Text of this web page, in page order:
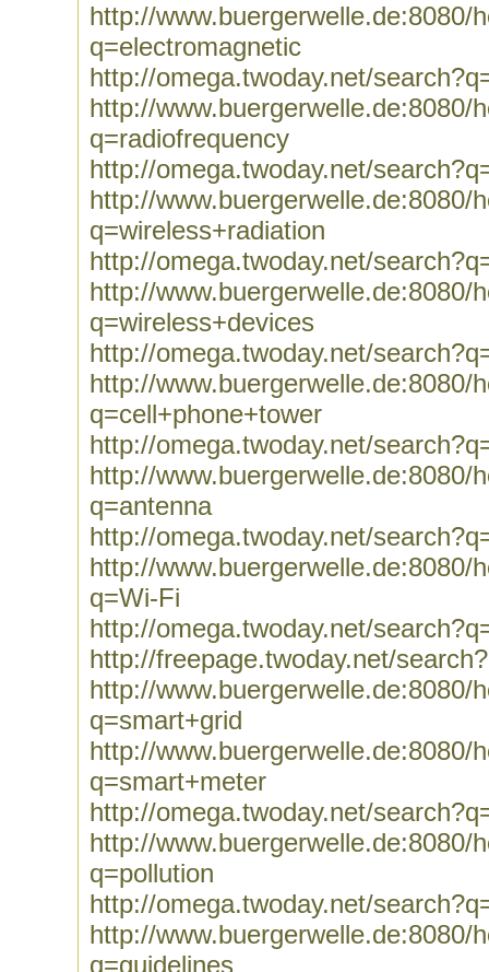
http://www.buergerwelle.de:8080/
q=electromagnetic
http://omega.twoday.net/
http://www.buergerwelle.de:8080/
q=radiofrequency
http://omega.twoday.net/
http://www.buergerwelle.de:8080/
q=wireless+radiation
http://omega.twoday.net/
http://www.buergerwelle.de:8080/
q=wireless+devices
http://omega.twoday.net/
http://www.buergerwelle.de:8080/
q=cell+phone+tower
http://omega.twoday.net/
http://www.buergerwelle.de:8080/
q=antenna
http://omega.twoday.net/
http://www.buergerwelle.de:8080/
q=Wi-Fi
http://omega.twoday.net/
http://freepage.twoday.net/
http://www.buergerwelle.de:8080/
q=smart+grid
http://www.buergerwelle.de:8080/
q=smart+meter
http://omega.twoday.net/
http://www.buergerwelle.de:8080/
q=pollution
http://omega.twoday.net/
http://www.buergerwelle.de:8080/
q=guidelines